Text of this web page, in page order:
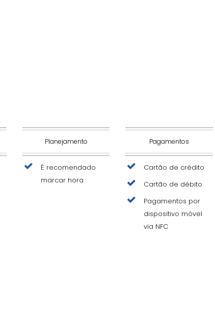
Planejamento
É recomendado
marcar hora
Pagamentos
Cartão de crédito
Cartão de débito
Pagamentos por
dispositivo móvel
via NFC